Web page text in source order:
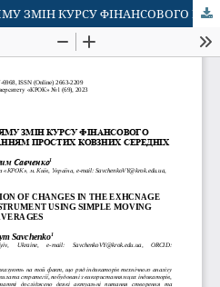
ПРОГНОЗУВАННЯ НАПРЯМУ ЗМІН КУРСУ ФІНАНСОВОГО ІНСТРУМЕНТУ З ВИКОРИСТАННЯМ ПРОСТИХ КОВЗНИХ СЕРЕДНІХ